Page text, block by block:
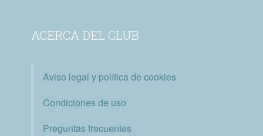
ACERCA DEL CLUB
Aviso legal y política de cookies
Condiciones de uso
Preguntas frecuentes